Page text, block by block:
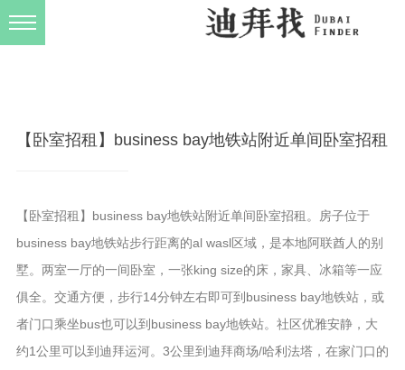
【卧室招租】business bay地铁站附近单间卧室招租
【卧室招租】business bay地铁站附近单间卧室招租。
房子位于
business bay地铁站步行距离的al wasl区域，是本地阿联酋人的别
墅。两室一厅的一间卧室，一张king size的床，家具、冰箱等一应
俱全。 交通方便，步行14分钟左右即可到 business bay地铁站，或
者门口乘坐bus也可以到 business bay地铁站。 社区优雅安静，大
约1公里可以到迪拜运河。3公里到迪拜商场/哈利法塔，在家门口的